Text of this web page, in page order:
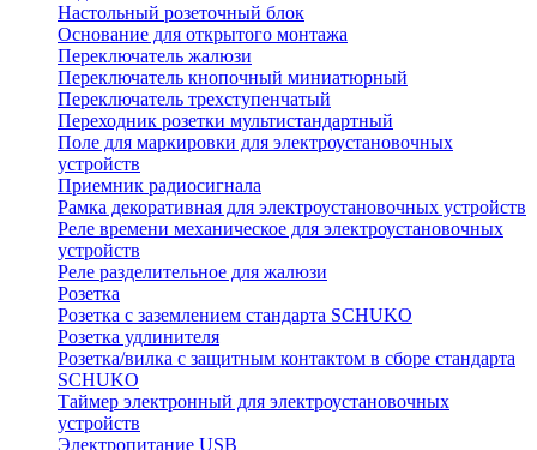
Настольный розеточный блок
Основание для открытого монтажа
Переключатель жалюзи
Переключатель кнопочный миниатюрный
Переключатель трехступенчатый
Переходник розетки мультистандартный
Поле для маркировки для электроустановочных
устройств
Приемник радиосигнала
Рамка декоративная для электроустановочных устройств
Реле времени механическое для электроустановочных
устройств
Реле разделительное для жалюзи
Розетка
Розетка с заземлением стандарта SCHUKO
Розетка удлинителя
Розетка/вилка с защитным контактом в сборе стандарта
SCHUKO
Таймер электронный для электроустановочных
устройств
Электропитание USB